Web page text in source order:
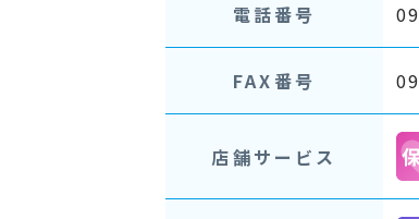
電話番号
FAX番号
店舗サービス